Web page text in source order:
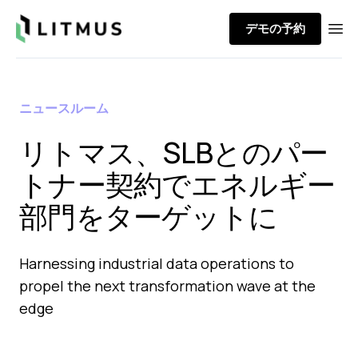
Litmus デモの予約
ニュースルーム
リトマス、SLBとのパー
トナー契約でエネルギー
部門をターゲットに
Harnessing industrial data operations to
propel the next transformation wave at the
edge